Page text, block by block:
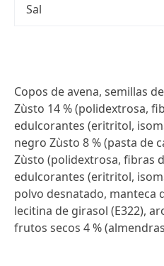
Sal
Copos de avena, semillas
Zùsto 14 % (polidextrosa,
edulcorantes (eritritol,
negro Zùsto 8 % (pasta de
Zùsto (polidextrosa, fibras
edulcorantes (eritritol,
polvo desnatado, manteca
lecitina de girasol (E322),
frutos secos 4 %